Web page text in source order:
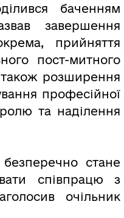
баченням
завершення
прийняття
пост-митного
також розширення
професійної
та наділення
стане
співпрацю з
очільник